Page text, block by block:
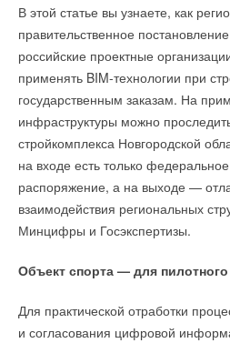
В этой статье вы узнаете, как
правительственное
российские проектные
применять BIM-технологии при
государственным заказам. На
инфраструктуры можно
стройкомплекса Новгородской
на входе есть только
распоряжение, а на выходе —
взаимодействия региональных
Минцифры и Госэкспертизы.
Объект спорта — для пилотного
Для практической отработки
и согласования цифровой
ЛОДКУ ПОД МОТОР для клевой
для веселых и вкусных пикников.
Зарегистрируй 2 и более
ноябре и декабре 2022г.
Зарегистрируй 5 и более